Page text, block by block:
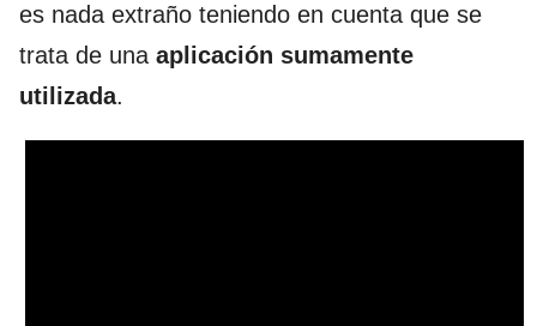
es nada extraño teniendo en cuenta que se
trata de una aplicación sumamente
utilizada.